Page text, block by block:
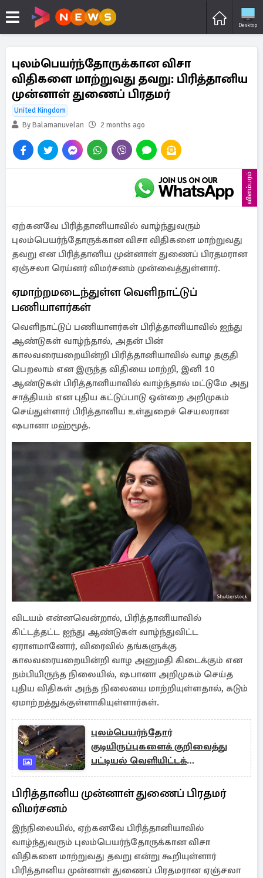
Desktop
புலம்பெயர்ந்தோருக்கான விசா
விதிகளை மாற்றுவது தவறு: பிரித்தானிய
முன்னாள் துணைப் பிரதமர்
United Kingdom
By Balamanuvelan
2 months ago
விளம்பரம்
ஏற்கனவே பிரித்தானியாவில் வாழ்ந்துவரும்
புலம்பெயர்ந்தோருக்கான விசா விதிகளை மாற்றுவது
தவறு என பிரித்தானிய முன்னாள் துணைப் பிரதமரான
ஏஞ்சலா ரெய்னர் விமர்சனம் முன்வைத்துள்ளார்.
ஏமாற்றமடைந்துள்ள வெளிநாட்டுப்
பணியாளர்கள்
வெளிநாட்டுப் பணியாளர்கள் பிரித்தானியாவில் ஐந்து
ஆண்டுகள் வாழ்ந்தால், அதன் பின்
காலவரையறையின்றி பிரித்தானியாவில் வாழ தகுதி
பெறலாம் என இருந்த விதியை மாற்றி, இனி 10
ஆண்டுகள் பிரித்தானியாவில் வாழ்ந்தால் மட்டுமே அது
சாத்தியம் என புதிய கட்டுப்பாடு ஒன்றை அறிமுகம்
செய்துள்ளார் பிரித்தானிய உள்துறைச் செயலரான
ஷபானா மஹ்மூத்.
விடயம் என்னவென்றால், பிரித்தானியாவில்
கிட்டத்தட்ட ஐந்து ஆண்டுகள் வாழ்ந்துவிட்ட
ஏராளமானோர், விரைவில் தங்களுக்கு
காலவரையறையின்றி வாழ அனுமதி கிடைக்கும் என
நம்பியிருந்த நிலையில், ஷபானா அறிமுகம் செய்த
புதிய விதிகள் அந்த நிலையை மாற்றியுள்ளதால், கடும்
ஏமாற்றத்துக்குள்ளாகியுள்ளார்கள்.
புலம்பெயர்ந்தோர்
குடியிருப்புகளைக் குறிவைத்து
பட்டியல் வெளியிட்டக்
கலவரக்காரர்கள்
பிரித்தானிய முன்னாள் துணைப் பிரதமர்
விமர்சனம்
இந்நிலையில், ஏற்கனவே பிரித்தானியாவில்
வாழ்ந்துவரும் புலம்பெயர்ந்தோருக்கான விசா
விதிகளை மாற்றுவது தவறு என்று கூறியுள்ளார்
பிரித்தானிய முன்னாள் துணைப் பிரதமரான ஏஞ்சலா